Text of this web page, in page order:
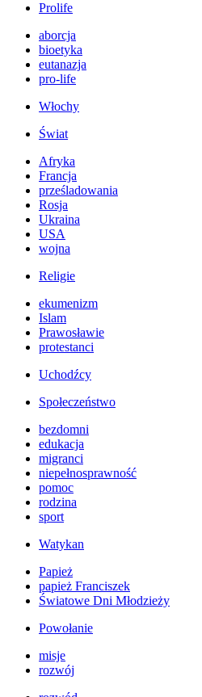
Prolife
aborcja
bioetyka
eutanazja
pro-life
Włochy
Świat
Afryka
Francja
prześladowania
Rosja
Ukraina
USA
wojna
Religie
ekumenizm
Islam
Prawosławie
protestanci
Uchodźcy
Społeczeństwo
bezdomni
edukacja
migranci
niepełnosprawność
pomoc
rodzina
sport
Watykan
Papież
papież Franciszek
Światowe Dni Młodzieży
Powołanie
misje
rozwój